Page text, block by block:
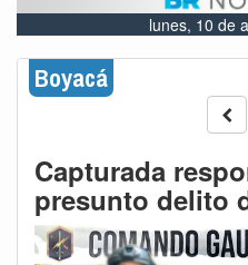
lunes, 10 de
Boyacá
Capturada
presunto delito